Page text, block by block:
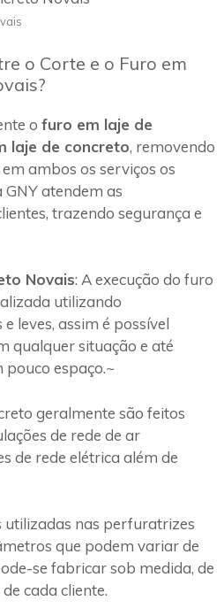
o Corte e o Furo em
o furo em laje de
laje de concreto, removendo
ambos os serviços os
atendem as
trazendo segurança e
Novais: A execução do furo
utilizando
leves, assim é possível
qualquer situação e até
pouco espaço.~
geralmente são feitos
de rede de ar
de rede elétrica além de
utilizadas nas perfuratrizes
que podem variar de
se fabricar sob medida, de
cada cliente.